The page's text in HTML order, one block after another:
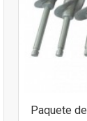
Paquete